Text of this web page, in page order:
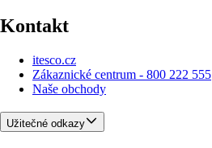
Kontakt
itesco.cz
Zákaznické centrum - 800 222 555
Naše obchody
Užitečné odkazy